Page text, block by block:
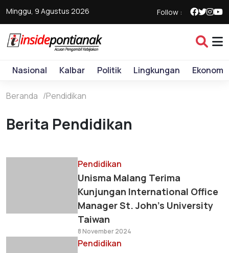
Minggu, 9 Agustus 2026 Follow :
Nasional Kalbar Politik Lingkungan Ekonomi
Beranda Pendidikan
Berita Pendidikan
Pendidikan
Unisma Malang Terima
Kunjungan International Office
Manager St. John's University
Taiwan
8 November 2024
Pendidikan